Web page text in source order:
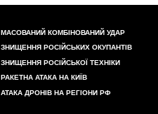
МАСОВАНИЙ КОМБІНОВАНИЙ УДАР
ЗНИЩЕННЯ РОСІЙСЬКИХ ОКУПАНТІВ
ЗНИЩЕННЯ РОСІЙСЬКОЇ ТЕХНІКИ
РАКЕТНА АТАКА НА КИЇВ
АТАКА ДРОНІВ НА РЕГІОНИ РФ